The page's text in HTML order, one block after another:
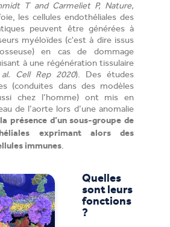
T and Carmeliet P, Nature,
les cellules endothéliales des
peuvent être générées à
myéloïdes (c'est à dire issus
en cas de dommage
à une régénération tissulaire
Cell Rep 2020). Des études
(conduites dans des modèles
chez l’homme) ont mis en
de l’aorte lors d’une anomalie
la présence d’un sous-groupe de
exprimant alors des
immunes.
Quelles
sont leurs
fonctions
?